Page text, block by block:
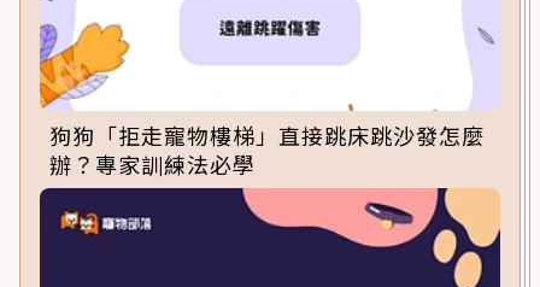
狗狗「拒走寵物樓梯」直接跳床跳沙發怎麼
辦？專家訓練法必學